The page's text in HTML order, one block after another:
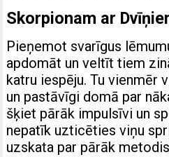
Skorpionam ar
Pieņemot svarīgus
apdomāt un veltīt tiem
katru iespēju. Tu vienmēr
un pastāvīgi domā par
šķiet pārāk impulsīvi un
nepatīk uzticēties viņu
uzskata par pārāk